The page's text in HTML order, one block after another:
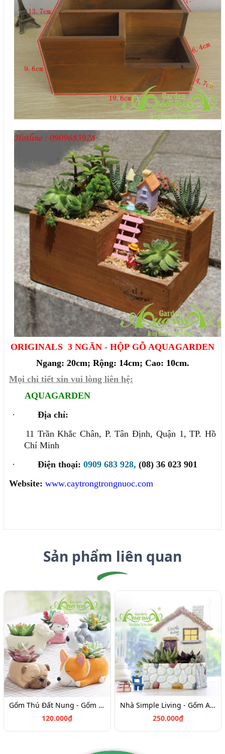
ORIGINALS 3 NGĂN -HỘP GỖ AQUAGARDEN
Ngang: 20cm; Rộng: 14cm; Cao: 10cm.
Mọi chi tiết xin vui lòng liên hệ:
AQUAGARDEN
· Địa chỉ:
11 Trần Khắc Chân, P. Tân Định, Quận 1, TP. Hồ
Chí Minh
· Điện thoại: 0909 683 928, (08) 36 023 901
Website: www.caytrongtrongnuoc.com
Sản phẩm liên quan
Gốm Thú Đất Nung - Gốm AquaGarden
120.000₫
Nhà Simple Living - Gốm AquaGarden
250.000₫